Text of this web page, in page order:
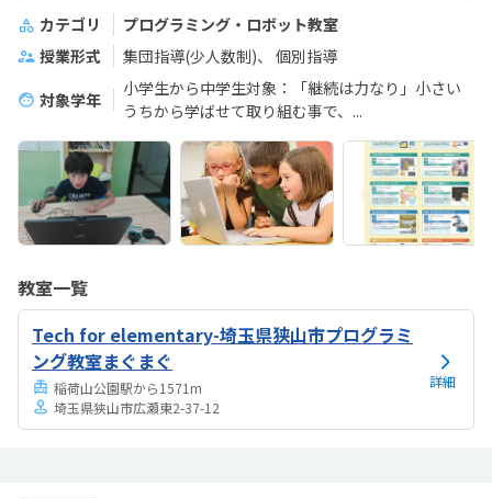
カテゴリ
プログラミング・ロボット教室
授業形式
集団指導(少人数制)
個別指導
対象学年
小学生から中学生対象：「継続は力なり」小さい
うちから学ばせて取り組む事で、...
教室一覧
Tech for elementary-埼玉県狭山市プログラミ
ング教室まぐまぐ
稲荷山公園駅から1571m
埼玉県狭山市広瀬東2-37-12
詳細